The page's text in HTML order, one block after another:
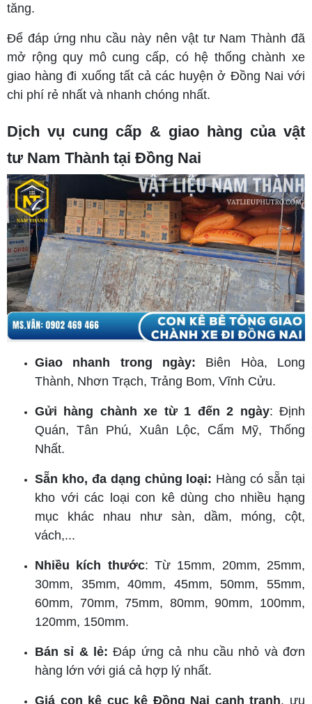
tăng.
Để đáp ứng nhu cầu này nên vật tư Nam Thành đã
mở rộng quy mô cung cấp, có hệ thống chành xe
giao hàng đi xuống tất cả các huyện ở Đồng Nai với
chi phí rẻ nhất và nhanh chóng nhất.
Dịch vụ cung cấp & giao hàng của vật
tư Nam Thành tại Đồng Nai
Giao nhanh trong ngày: Biên Hòa, Long
Thành, Nhơn Trạch, Trảng Bom, Vĩnh Cửu.
Gửi hàng chành xe từ 1 đến 2 ngày: Định
Quán, Tân Phú, Xuân Lộc, Cẩm Mỹ, Thống
Nhất.
Sẵn kho, đa dạng chủng loại: Hàng có sẵn tại
kho với các loại con kê dùng cho nhiều hạng
mục khác nhau như sàn, dầm, móng, cột,
vách,...
Nhiều kích thước: Từ 15mm, 20mm, 25mm,
30mm, 35mm, 40mm, 45mm, 50mm, 55mm,
60mm, 70mm, 75mm, 80mm, 90mm, 100mm,
120mm, 150mm.
Bán sỉ & lẻ: Đáp ứng cả nhu cầu nhỏ và đơn
hàng lớn với giá cả hợp lý nhất.
Giá con kê cục kê Đồng Nai cạnh tranh, ưu